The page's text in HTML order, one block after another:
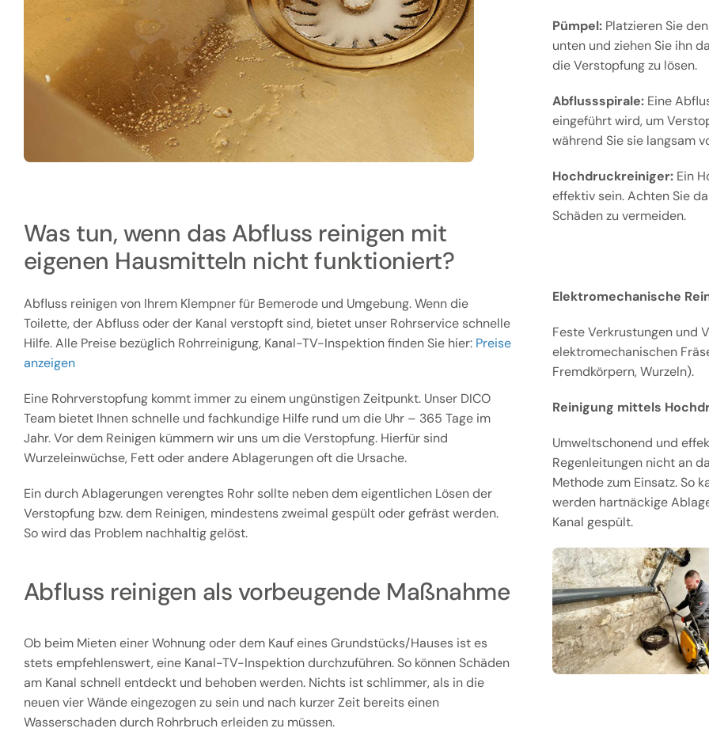
Pümpel:Platzieren Sie
unten und ziehen Sie ihn
die Verstopfung zu lösen.
Abflussspirale:Eine
eingeführt wird, um
während Sie sie langsam
Hochdruckreiniger:Ein
effektiv sein. Achten Sie
Schäden zu vermeiden.
Was tun, wenn das Abfluss reinigen mit
eigenen Hausmitteln nicht funktioniert?
Abfluss reinigen von Ihrem Klempner für Bemerode und Umgebung. Wenn die
Toilette, der Abfluss oder der Kanal verstopft sind, bietet unser Rohrservice schnelle
Hilfe. Alle Preise bezüglich Rohrreinigung, Kanal-TV-Inspektion finden Sie hier: Preise
anzeigen
Eine Rohrverstopfung kommt immer zu einem ungünstigen Zeitpunkt. Unser DICO
Team bietet Ihnen schnelle und fachkundige Hilfe rund um die Uhr – 365 Tage im
Jahr. Vor dem Reinigen kümmern wir uns um die Verstopfung. Hierfür sind
Wurzeleinwüchse, Fett oder andere Ablagerungen oft die Ursache.
Ein durch Ablagerungen verengtes Rohr sollte neben dem eigentlichen Lösen der
Verstopfung bzw. dem Reinigen, mindestens zweimal gespült oder gefräst werden.
So wird das Problem nachhaltig gelöst.
Abfluss reinigen als vorbeugende Maßnahme
Ob beim Mieten einer Wohnung oder dem Kauf eines Grundstücks/Hauses ist es
stets empfehlenswert, eine Kanal-TV-Inspektion durchzuführen. So können Schäden
am Kanal schnell entdeckt und behoben werden. Nichts ist schlimmer, als in die
neuen vier Wände eingezogen zu sein und nach kurzer Zeit bereits einen
Wasserschaden durch Rohrbruch erleiden zu müssen.
Elektromechanische
Feste Verkrustungen und
elektromechanischen
Fremdkörpern, Wurzeln).
Reinigung mittels
Umweltschonend und
Regenleitungen nicht an
Methode zum Einsatz. So
werden hartnäckige
Kanal gespült.